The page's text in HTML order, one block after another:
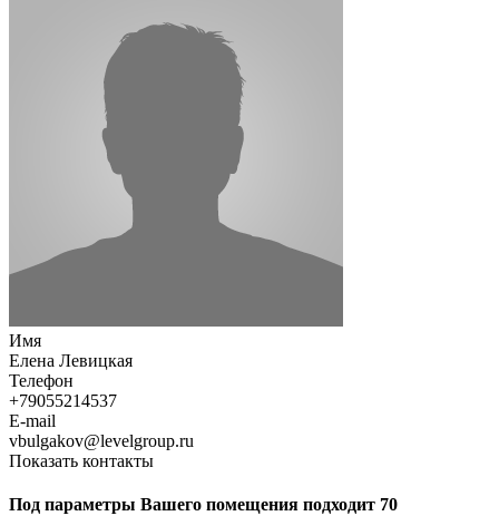
Имя
Елена Левицкая
Телефон
+79055214537
E-mail
vbulgakov@levelgroup.ru
Показать контакты
Под параметры Вашего помещения подходит 70